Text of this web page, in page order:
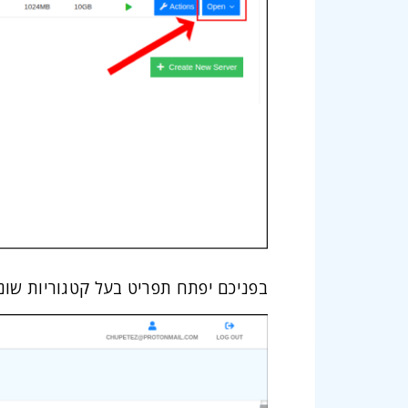
בפניכם יפתח תפריט בעל קטגוריות